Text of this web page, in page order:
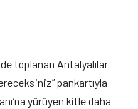
toplanan Antalyalılar
pankartıyla
yürüyen kitle daha